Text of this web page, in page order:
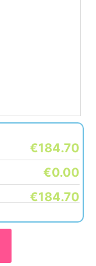
€184.70
€0.00
€184.70